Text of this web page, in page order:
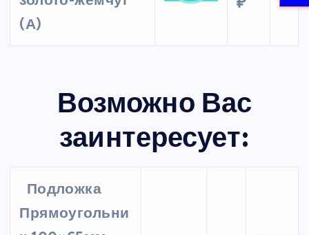
(А)
Возможно Вас
заинтересует:
Подложка
Прямоугольни